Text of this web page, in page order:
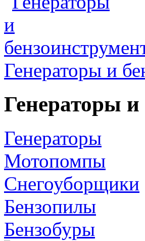
Генераторы и
Генераторы и
Генераторы
Мотопомпы
Снегоуборщики
Бензопилы
Бензобуры